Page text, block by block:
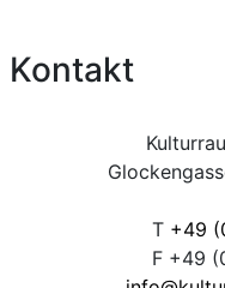
Kontakt
T +49
F +49